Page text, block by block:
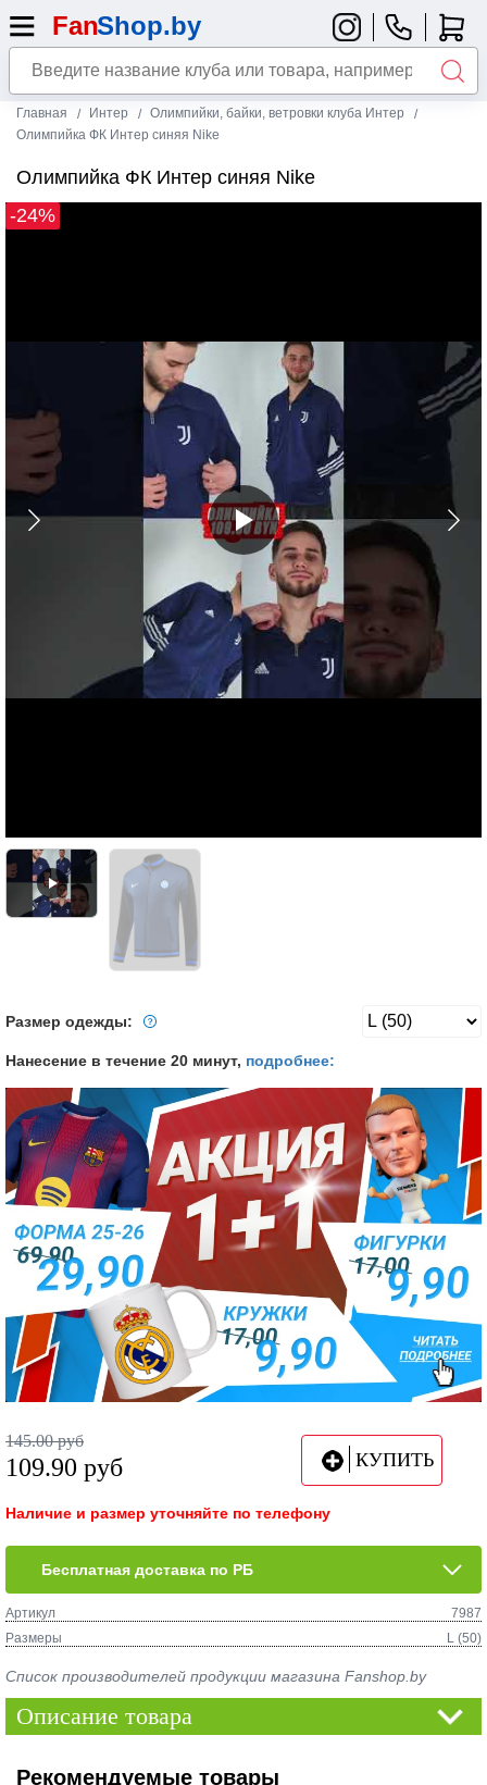
Главная Интер
Олимпийки, байки, ветровки клуба Интер
Олимпийка ФК Интер синяя Nike
Олимпийка ФК Интер синяя Nike
-24%
Размер одежды:
Нанесение в течение 20 минут, подробнее:
145.00 руб
109.90 руб КУПИТЬ
Наличие и размер уточняйте по телефону
Бесплатная доставка по РБ
Артикул
7987
Размеры
L (50)
Список производителей продукции магазина Fanshop.by
Описание товара
Рекомендуемые товары